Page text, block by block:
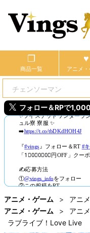
商品一覧 アニメ
フォロー＆RPで1,000
アニメ・ゲーム
アニ
アニメ・ゲーム
アニ
ラブライブ！Love Live